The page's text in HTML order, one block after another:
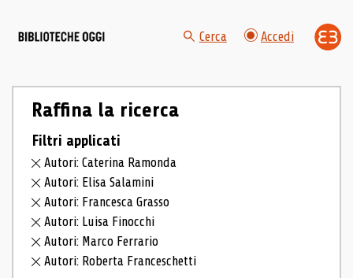
Cerca Accedi
Raffina la ricerca
Filtri applicati
Autori: Caterina Ramonda
Autori: Elisa Salamini
Autori: Francesca Grasso
Autori: Luisa Finocchi
Autori: Marco Ferrario
Autori: Roberta Franceschetti